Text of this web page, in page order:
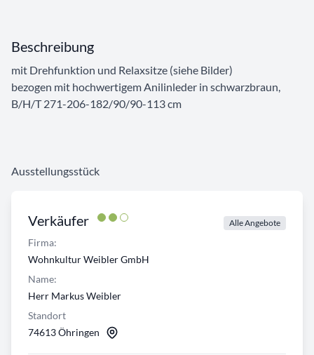
Verkäufer Alle Angebote
Firma:
Wohnkultur Weibler GmbH
Name:
Herr Markus Weibler
Standort
74613 Öhringen
Beschreibung
mit Drehfunktion und Relaxsitze (siehe Bilder)
bezogen mit hochwertigem Anilinleder in schwarzbraun,
B/H/T 271-206-182/90/90-113 cm
Ausstellungsstück